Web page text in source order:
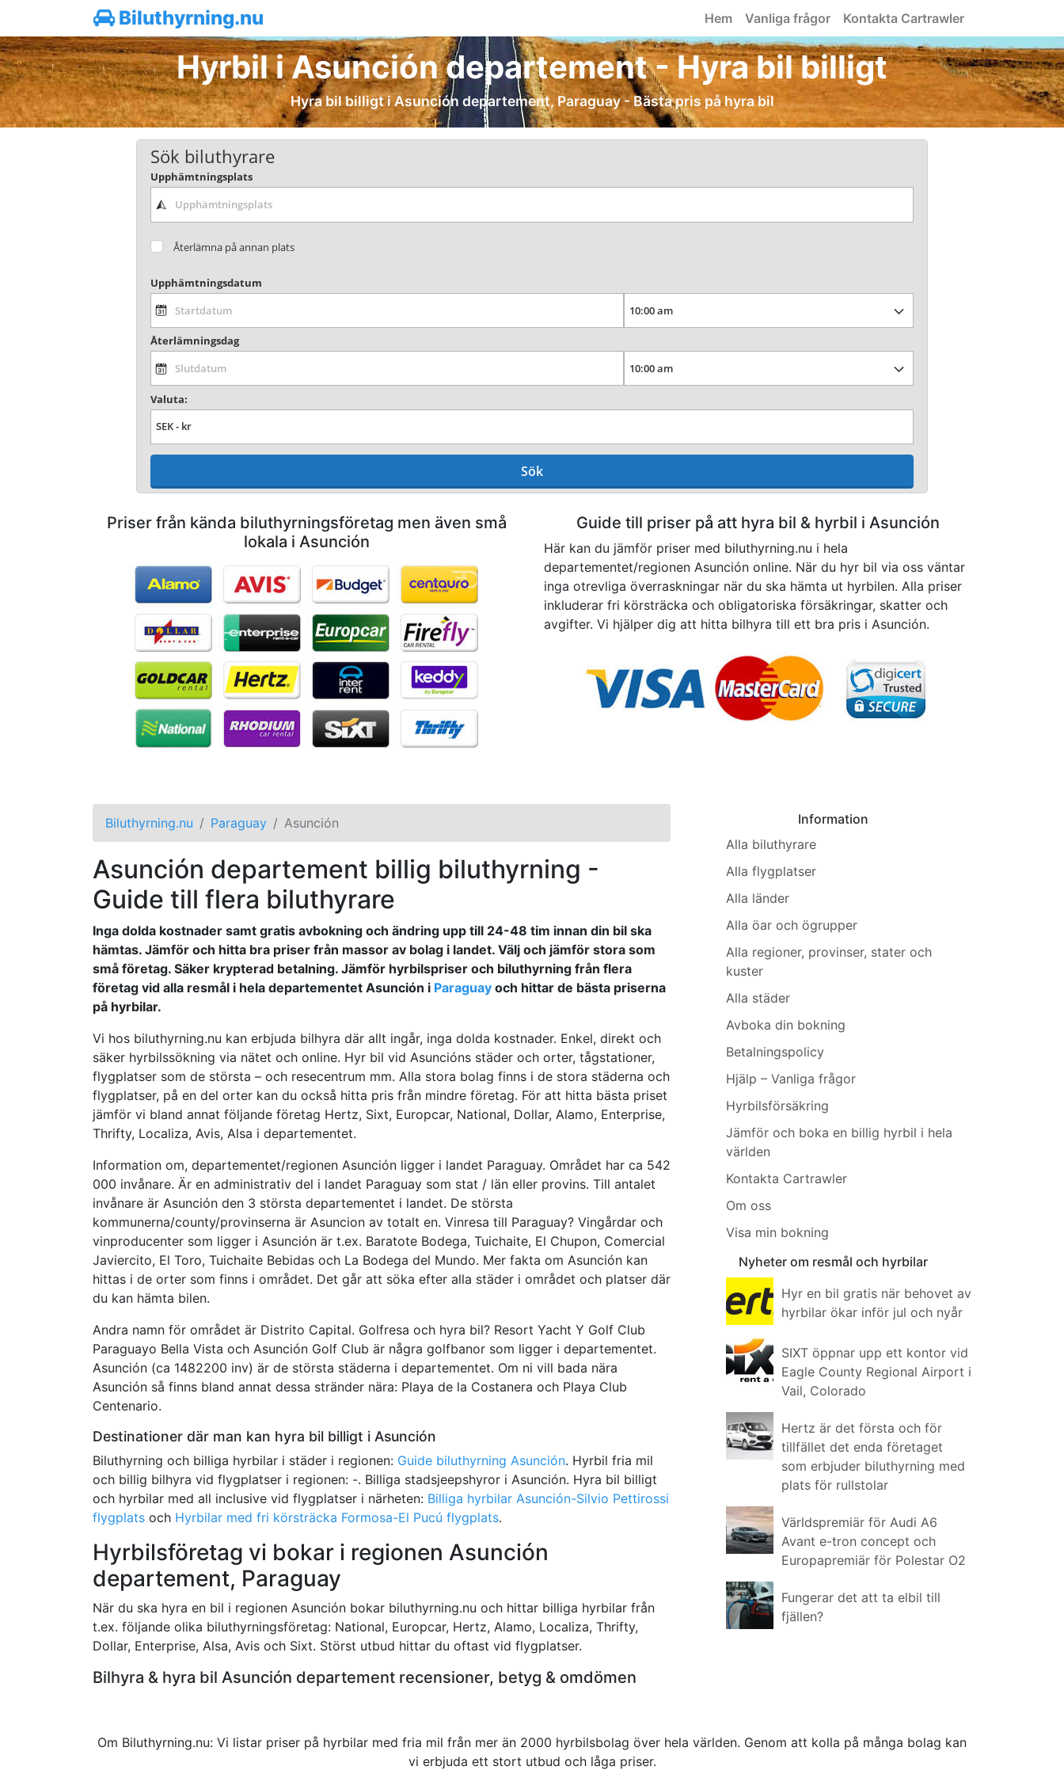
Biluthyrning.nu Hem Vanliga frågor Kontakta Cartrawler
Hyrbil i Asunción departement - Hyra bil billigt
Hyra bil billigt i Asunción departement, Paraguay - Bästa pris på hyra bil
Sök biluthyrare
Upphämtningsplats
Återlämna på annan plats
Upphämtningsdatum
Återlämningsdag
Valuta:
Sök
Priser från kända biluthyrningsföretag men även små
lokala i Asunción
Guide till priser på att hyra bil & hyrbil i Asunción
Här kan du jämför priser med biluthyrning.nu i hela
departementet/regionen Asunción online. När du hyr bil via oss väntar
inga otrevliga överraskningar när du ska hämta ut hyrbilen. Alla priser
inkluderar fri körsträcka och obligatoriska försäkringar, skatter och
avgifter. Vi hjälper dig att hitta bilhyra till ett bra pris i Asunción.
Biluthyrning.nu Paraguay Asunción
Asunción departement billig biluthyrning -
Guide till flera biluthyrare
Inga dolda kostnader samt gratis avbokning och ändring upp till 24-48 tim innan din bil ska
hämtas. Jämför och hitta bra priser från massor av bolag i landet. Välj och jämför stora som
små företag. Säker krypterad betalning. Jämför hyrbilspriser och biluthyrning från flera
företag vid alla resmål i hela departementet Asunción i Paraguay och hittar de bästa priserna
på hyrbilar.
Vi hos biluthyrning.nu kan erbjuda bilhyra där allt ingår, inga dolda kostnader. Enkel, direkt och
säker hyrbilssökning via nätet och online. Hyr bil vid Asuncións städer och orter, tågstationer,
flygplatser som de största – och resecentrum mm. Alla stora bolag finns i de stora städerna och
flygplatser, på en del orter kan du också hitta pris från mindre företag. För att hitta bästa priset
jämför vi bland annat följande företag Hertz, Sixt, Europcar, National, Dollar, Alamo, Enterprise,
Thrifty, Localiza, Avis, Alsa i departementet.
Information om, departementet/regionen Asunción ligger i landet Paraguay. Området har ca 542
000 invånare. Är en administrativ del i landet Paraguay som stat / län eller provins. Till antalet
invånare är Asunción den 3 största departementet i landet. De största
kommunerna/county/provinserna är Asuncion av totalt en. Vinresa till Paraguay? Vingårdar och
vinproducenter som ligger i Asunción är t.ex. Baratote Bodega, Tuichaite, El Chupon, Comercial
Javiercito, El Toro, Tuichaite Bebidas och La Bodega del Mundo. Mer fakta om Asunción kan
hittas i de orter som finns i området. Det går att söka efter alla städer i området och platser där
du kan hämta bilen.
Andra namn för området är Distrito Capital. Golfresa och hyra bil? Resort Yacht Y Golf Club
Paraguayo Bella Vista och Asunción Golf Club är några golfbanor som ligger i departementet.
Asunción (ca 1482200 inv) är de största städerna i departementet. Om ni vill bada nära
Asunción så finns bland annat dessa stränder nära: Playa de la Costanera och Playa Club
Centenario.
Destinationer där man kan hyra bil billigt i Asunción
Biluthyrning och billiga hyrbilar i städer i regionen: Guide biluthyrning Asunción. Hyrbil fria mil
och billig bilhyra vid flygplatser i regionen: -. Billiga stadsjeepshyror i Asunción. Hyra bil billigt
och hyrbilar med all inclusive vid flygplatser i närheten: Billiga hyrbilar Asunción-Silvio Pettirossi
flygplats och Hyrbilar med fri körsträcka Formosa-El Pucú flygplats.
Hyrbilsföretag vi bokar i regionen Asunción
departement, Paraguay
När du ska hyra en bil i regionen Asunción bokar biluthyrning.nu och hittar billiga hyrbilar från
t.ex. följande olika biluthyrningsföretag: National, Europcar, Hertz, Alamo, Localiza, Thrifty,
Dollar, Enterprise, Alsa, Avis och Sixt. Störst utbud hittar du oftast vid flygplatser.
Bilhyra & hyra bil Asunción departement recensioner, betyg & omdömen
Information
Alla biluthyrare
Alla flygplatser
Alla länder
Alla öar och ögrupper
Alla regioner, provinser, stater och
kuster
Alla städer
Avboka din bokning
Betalningspolicy
Hjälp – Vanliga frågor
Hyrbilsförsäkring
Jämför och boka en billig hyrbil i hela
världen
Kontakta Cartrawler
Om oss
Visa min bokning
Nyheter om resmål och hyrbilar
Hyr en bil gratis när behovet av
hyrbilar ökar inför jul och nyår
SIXT öppnar upp ett kontor vid
Eagle County Regional Airport i
Vail, Colorado
Hertz är det första och för
tillfället det enda företaget
som erbjuder biluthyrning med
plats för rullstolar
Världspremiär för Audi A6
Avant e-tron concept och
Europapremiär för Polestar O2
Fungerar det att ta elbil till
fjällen?
Om Biluthyrning.nu: Vi listar priser på hyrbilar med fria mil från mer än 2000 hyrbilsbolag över hela världen. Genom att kolla på många bolag kan
vi erbjuda ett stort utbud och låga priser.